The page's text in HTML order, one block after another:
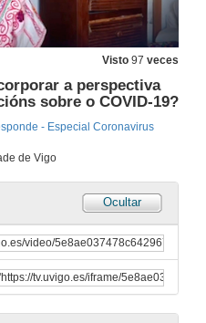
Visto 97 veces
a perspectiva
sobre o COVID-19?
- Especial Coronavirus
de Vigo
Ocultar
COVID-19: Incrementando as desigualdades económicas?